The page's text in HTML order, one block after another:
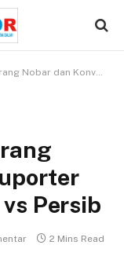
Suporter Jelang Laga Persija vs Persib
Persib
2 Mins Read